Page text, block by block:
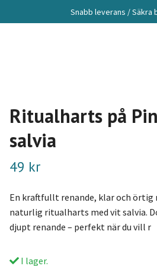
Snabb leverans / Säkra
Ritualharts på
salvia
49 kr
En kraftfullt renande, klar och örtig
naturlig ritualharts med vit salvia.
djupt renande – perfekt när du vill r
I lager.